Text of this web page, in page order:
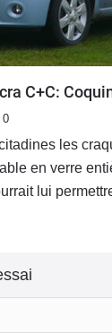
C+C:
0
les
en verre
lui